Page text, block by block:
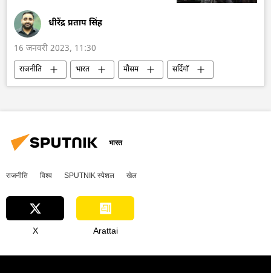
धीरेंद्र प्रताप सिंह
16 जनवरी 2023, 11:30
राजनीति भारत मौसम
सर्दियाँ
उत्तर प्रदेश
पंजाब
हरियाणा
भारत
राजनीति विश्व SPUTNIK स्पेशल खेल
X Arattai